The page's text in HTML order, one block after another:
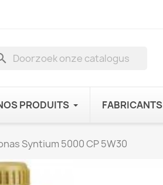
PRODUITS FABRICANTS
Syntium 5000 CP 5W30